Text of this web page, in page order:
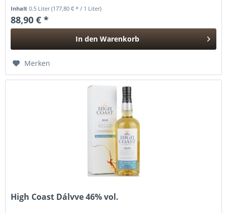
Inhalt0.5 Liter(177,80 € * / 1 Liter)
88,90 € *
In den Warenkorb
Merken
High Coast Dálvve 46% vol.